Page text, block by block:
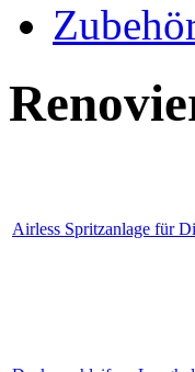
Airless Spritzanlage für